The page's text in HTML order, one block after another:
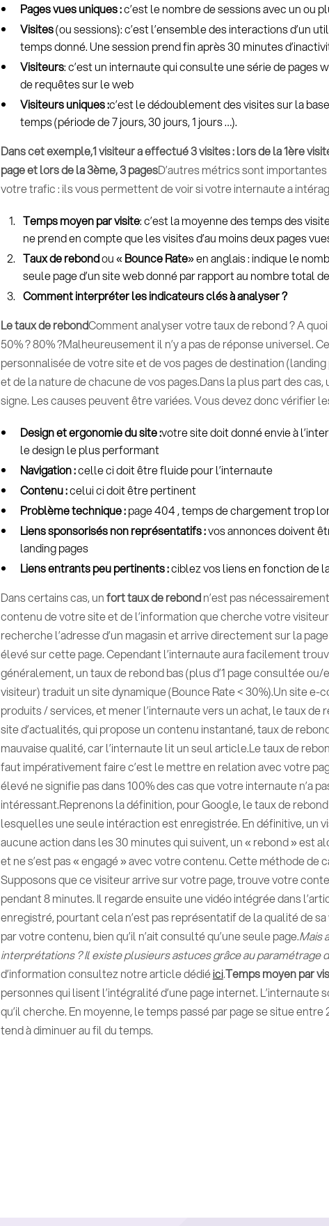
Pages vues uniques :c’est le nombre de sessions avec un ou
Visites(ou sessions): c’est l’ensemble des interactions d’un
temps donné. Une session prend fin après 30 minutes
Visiteurs: c’est un internaute qui consulte une série de
de requêtes sur le web
Visiteurs uniques :c’est le dédoublement des visites sur la
temps (période de 7 jours, 30 jours, 1 jours …).
Dans cet exemple,1 visiteur a effectué 3 visites : lors de la 1ère
page et lors de la 3ème, 3 pagesD’autres métrics sont
votre trafic : ils vous permettent de voir si votre internaute a
Temps moyen par visite: c’est la moyenne des temps des
ne prend en compte que les visites d’au moins deux pages
Taux de rebondou «Bounce Rate» en anglais : indique le
seule page d’un site web donné par rapport au nombre total
Comment interpréter les indicateurs clés à analyser ?
Le taux de rebondComment analyser votre taux de rebond ? A
50% ? 80% ?Malheureusement il n’y a pas de réponse universel.
personnalisée de votre site et de vos pages de destination
et de la nature de chacune de vos pages.Dans la plus part des
signe. Les causes peuvent être variées. Vous devez donc vérifier
Design et ergonomie du site :votre site doit donné envie à
le design le plus performant
Navigation :celle ci doit être fluide pour l’internaute
Contenu :celui ci doit être pertinent
Problème technique :page 404 , temps de chargement trop
Liens sponsorisés non représentatifs :vos annonces doivent
landing pages
Liens entrants peu pertinents :ciblez vos liens en fonction de
Dans certains cas, unfort taux de rebondn’est pas
contenu de votre site et de l’information que cherche votre
recherche l’adresse d’un magasin et arrive directement sur la
élevé sur cette page. Cependant l’internaute aura facilement
généralement, un taux de rebond bas (plus d’1 page consultée ou/
visiteur) traduit un site dynamique (Bounce Rate < 30%).Un site
produits / services, et mener l’internaute vers un achat, le taux de
site d’actualités, qui propose un contenu instantané, taux de
mauvaise qualité, car l’internaute lit un seul article.Le taux de
faut impérativement faire c’est le mettre en relation avec votre
élevé ne signifie pas dans 100% des cas que votre internaute n’a
intéressant.Reprenons la définition, pour Google, le taux de
lesquelles une seule intéraction est enregistrée. En définitive, un
aucune action dans les 30 minutes qui suivent, un « rebond » est
et ne s’est pas « engagé » avec votre contenu. Cette méthode de
Supposons que ce visiteur arrive sur votre page, trouve votre
pendant 8 minutes. Il regarde ensuite une vidéo intégrée dans
enregistré, pourtant cela n’est pas représentatif de la qualité de
par votre contenu, bien qu’il n’ait consulté qu’une seule page.Mais
interprétations ? Il existe plusieurs astuces grâce au paramétrage
d’information consultez notre article dédiéici.Temps moyen par
personnes qui lisent l’intégralité d’une page internet. L’internaute
qu’il cherche. En moyenne, le temps passé par page se situe
tend à diminuer au fil du temps.